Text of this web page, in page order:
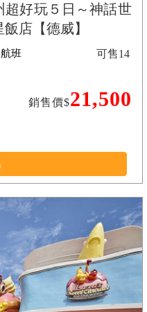
超好玩５日～神話世
店【德威】
航班
銷售價$21,500
可售14